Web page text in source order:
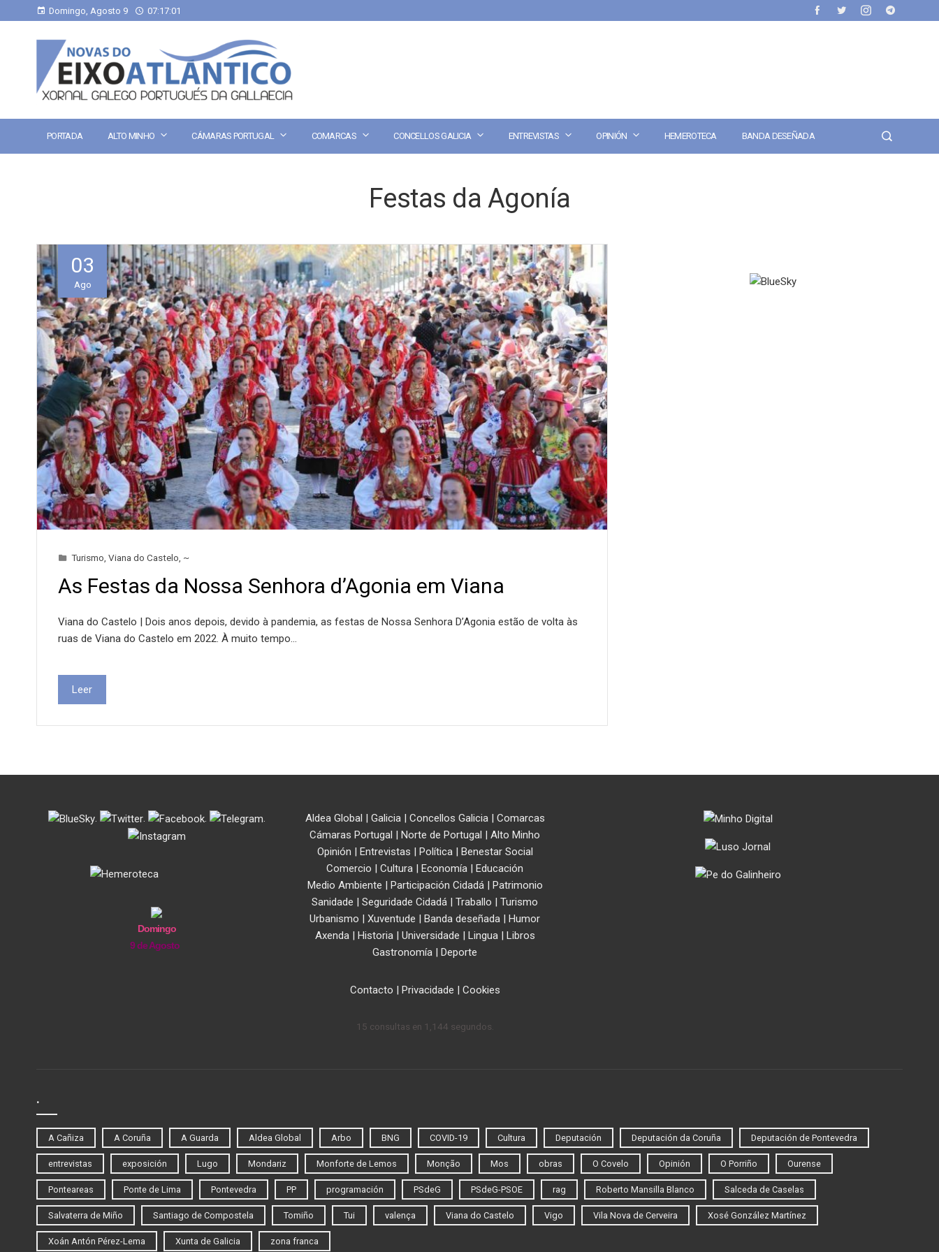
Domingo, Agosto 9 07:17:01
PORTADA ALTO MINHO CÁMARAS PORTUGAL COMARCAS CONCELLOS GALICIA ENTREVISTAS OPINIÓN HEMEROTECA BANDA DESEÑADA
Festas da Agonía
03
Ago
Turismo Viana do Castelo ~
As Festas da Nossa Senhora d’Agonia em Viana
Viana do Castelo | Dois anos depois, devido à pandemia, as festas de Nossa Senhora D’Agonia estão de volta às
ruas de Viana do Castelo em 2022. À muito tempo…
Leer
. . . .
Domingo
9 de Agosto
Aldea Global | Galicia| Concellos Galicia| Comarcas
Cámaras Portugal | Norte de Portugal | Alto Minho
Opinión | Entrevistas | Política| Benestar Social
Comercio | Cultura | Economía | Educación
Medio Ambiente | Participación Cidadá| Patrimonio
Sanidade | Seguridade Cidadá | Traballo | Turismo
Urbanismo | Xuventude | Banda deseñada | Humor
Axenda| Historia| Universidade | Lingua| Libros
Gastronomía | Deporte
Contacto | Privacidade | Cookies
15 consultas en 1,144 segundos.
.
A Cañiza A Coruña A Guarda Aldea Global Arbo BNG COVID-19 Cultura Deputación Deputación da Coruña Deputación de Pontevedra
entrevistas exposición Lugo Mondariz Monforte de Lemos Monção Mos obras O Covelo Opinión O Porriño Ourense
Ponteareas Ponte de Lima Pontevedra PP programación PSdeG PSdeG-PSOE rag Roberto Mansilla Blanco Salceda de Caselas
Salvaterra de Miño Santiago de Compostela Tomiño Tui valença Viana do Castelo Vigo Vila Nova de Cerveira Xosé González Martínez
Xoán Antón Pérez-Lema Xunta de Galicia zona franca